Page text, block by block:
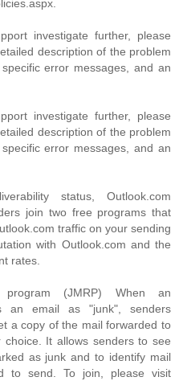
investigate further, please
description of the problem
error messages, and an
investigate further, please
description of the problem
error messages, and an
status, Outlook.com
join two free programs that
traffic on your sending
with Outlook.com and the
rates.
(JMRP) When an
an email as "junk", senders
a copy of the mail forwarded to
It allows senders to see
as junk and to identify mail
to send. To join, please visit